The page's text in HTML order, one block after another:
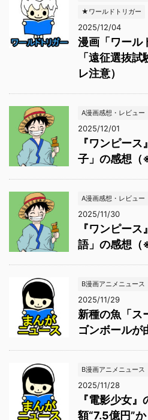
★ワールドトリガー
2025/12/04
漫画「ワール
「遠征選抜
レ注意）
A漫画感想・レビュー
2025/12/01
『ワンピー
子」の感想（
A漫画感想・レビュー
2025/11/30
『ワンピー
語」の感想（
B漫画アニメニュース
2025/11/29
新種の魚「ス
ゴンボールが
B漫画アニメニュース
2025/11/28
『電影少女
額“7.5億円”か